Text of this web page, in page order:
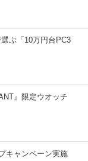
ぶ「10万円台PC3
』限定ウオッチ
キャンペーン実施